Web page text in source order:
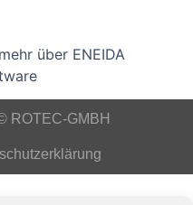
über ENEIDA
ROTEC-GMBH